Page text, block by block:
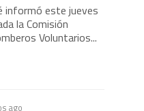
informó este jueves
la Comisión
Voluntarios...
ago